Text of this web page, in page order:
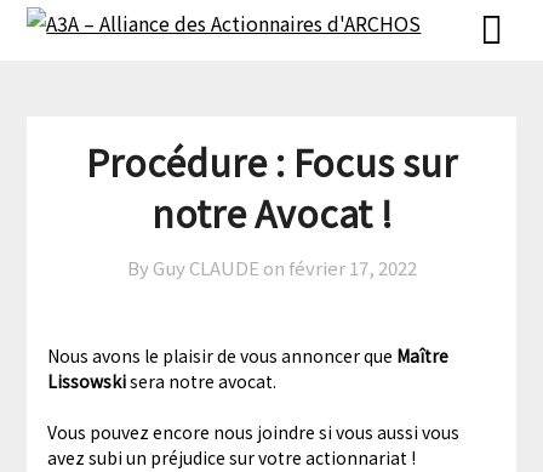
Skip
Skip
Procédure : Focus sur
notre Avocat !
By Guy CLAUDE onfévrier 17, 2022
Nous avons le plaisir de vous annoncer que Maître
Lissowskisera notre avocat.
Vous pouvez encore nous joindre si vous aussi vous
avez subi un préjudice sur votre actionnariat !